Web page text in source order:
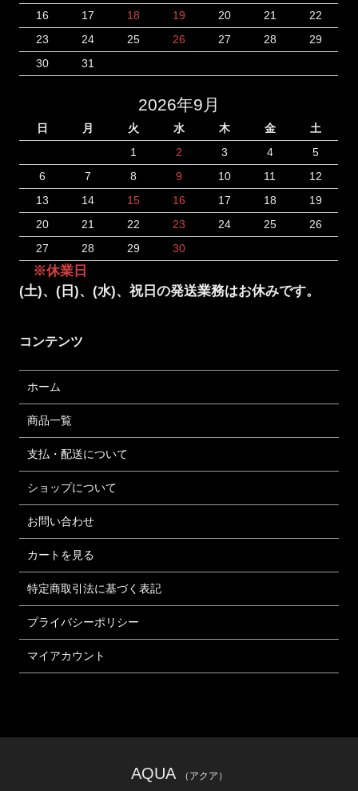
16
17 18 19 20 21
22
23
24 25 26 27 28
29
30
31
2026年9月
日 月 火 水 木 金
土
1
2 3 4
5
6
7 8 9 10 11
12
13
14 15 16 17 18
19
20
21 22 23 24 25
26
27
28 29 30
※休業日
(土)、(日)、(水)、祝日の発送業務はお休みです。
コンテンツ
ホーム
商品一覧
支払・配送について
ショップについて
お問い合わせ
カートを見る
特定商取引法に基づく表記
プライバシーポリシー
マイアカウント
AQUA （アクア）